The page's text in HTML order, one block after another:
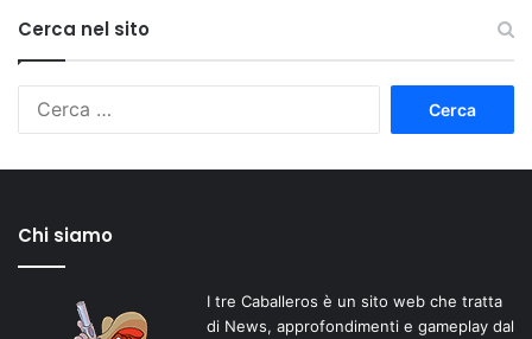
Cerca nel sito
Chi siamo
I tre Caballeros è un sito web che tratta
di News, approfondimenti e gameplay dal